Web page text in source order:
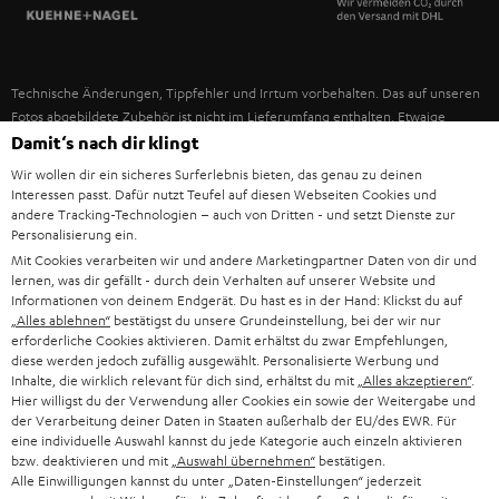
NEUHEITEN
UNSER MANAGEMENT
UNSERE WERTE
BILDUNGSRABATT
GESCHENKGUTSCHEIN
BARRIEREFREIHEIT
USA
WEITERE LÄNDER
Technische Änderungen, Tippfehler und Irrtum vorbehalten. Das auf unseren
Fotos abgebildete Zubehör ist nicht im Lieferumfang enthalten. Etwaige
Entsorgungsgebühren für Batterien sind im Preis inbegriffen.
©2026 Lautsprecher Teufel GmbH - All rights reserved.
Impressum AGB
Vertrag widerrufen
Damit‘s nach dir klingt
Wir wollen dir ein sicheres Surferlebnis bieten, das genau zu deinen
Interessen passt. Dafür nutzt Teufel auf diesen Webseiten Cookies und
andere Tracking-Technologien – auch von Dritten - und setzt Dienste zur
Personalisierung ein.
Mit Cookies verarbeiten wir und andere Marketingpartner Daten von dir und
lernen, was dir gefällt - durch dein Verhalten auf unserer Website und
Informationen von deinem Endgerät. Du hast es in der Hand: Klickst du auf
„Alles ablehnen“ bestätigst du unsere Grundeinstellung, bei der wir nur
erforderliche Cookies aktivieren. Damit erhältst du zwar Empfehlungen,
diese werden jedoch zufällig ausgewählt. Personalisierte Werbung und
Inhalte, die wirklich relevant für dich sind, erhältst du mit „Alles akzeptieren“.
Hier willigst du der Verwendung aller Cookies ein sowie der Weitergabe und
der Verarbeitung deiner Daten in Staaten außerhalb der EU/des EWR. Für
eine individuelle Auswahl kannst du jede Kategorie auch einzeln aktivieren
bzw. deaktivieren und mit „Auswahl übernehmen“ bestätigen.
Alle Einwilligungen kannst du unter „Daten-Einstellungen“ jederzeit